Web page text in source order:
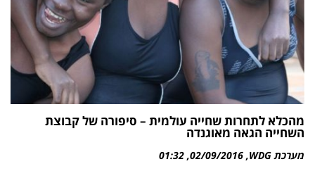
מהכלא לתחרות שחייה עולמית – סיפורה של קבוצת
השחייה הגאה מאוגנדה
מערכת WDG 02/09/2016
01:32